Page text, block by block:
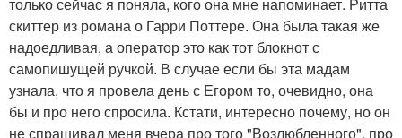
скиттер из романа о Гарри Поттере. Она была такая же
надоедливая, а оператор это как тот блокнот с
самопишущей ручкой. В случае если бы эта мадам
узнала, что я провела день с Егором то, очевидно, она
бы и про него спросила. Кстати, интересно почему, но он
не спрашивал меня вчера про того "Возлюбленного", про